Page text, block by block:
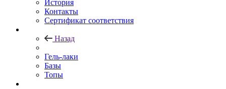
История
Контакты
Сертификат соответствия
Назад
Гель-лаки
Базы
Топы